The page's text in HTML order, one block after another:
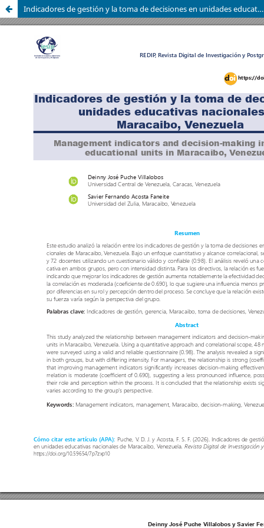
Indicadores de gestión y la toma de decisiones en unidades educativas nacionales de Maracaibo, Venezuela